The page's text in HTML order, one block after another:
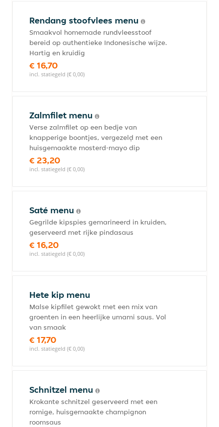
Rendang stoofvlees menu
Smaakvol homemade rundvleesstoof
bereid op authentieke Indonesische wijze.
Hartig en kruidig
€ 16,70
incl. statiegeld (€ 0,00)
Zalmfilet menu
Verse zalmfilet op een bedje van
knapperige boontjes, vergezelḍ met een
huisgemaakte mosterd-mayo dip
€ 23,20
incl. statiegeld (€ 0,00)
Saté menu
Gegrilde kipspies gemarineerd in kruiden,
geserveerd met rijke pindasaus
€ 16,20
incl. statiegeld (€ 0,00)
Hete kip menu
Malse kipfilet gewokt met een mix van
groenten in een heerlijke umami saus. Vol
van smaak
€ 17,70
incl. statiegeld (€ 0,00)
Schnitzel menu
Krokante schnitzel geserveerd met een
romige, huisgemaakte champignon
roomsaus